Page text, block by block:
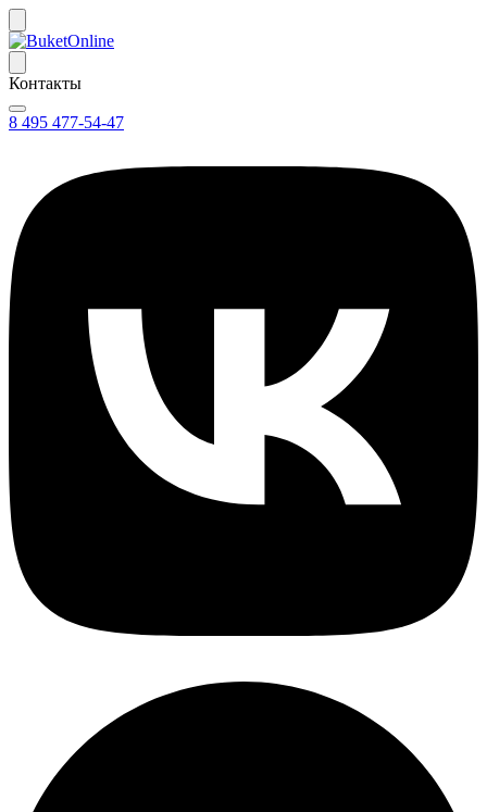
Контакты
8 495 477-54-47